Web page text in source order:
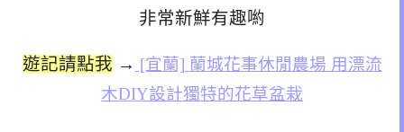
非常新鮮有趣喲
遊記請點我 → [宜蘭] 蘭城花事休閒農場 用漂流
木DIY設計獨特的花草盆栽